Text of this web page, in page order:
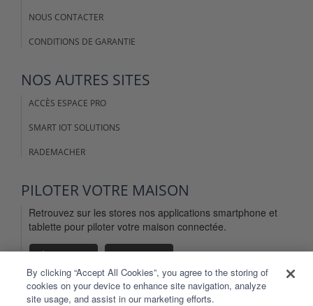
NOUS CONTACTER
CONDITIONS DE GARANTIE
NOS AUTRES SITES
ACCÈS ESPACE PRO
SMART IOT SOLUTIONS
RADEMACHER
PILOTER VOTRE MAISON
Retrouvez sur les stores nos applications smartphone et
tablette pour piloter votre maison connectée.
By clicking “Accept All Cookies”, you agree to the storing of
cookies on your device to enhance site navigation, analyze
site usage, and assist in our marketing efforts.